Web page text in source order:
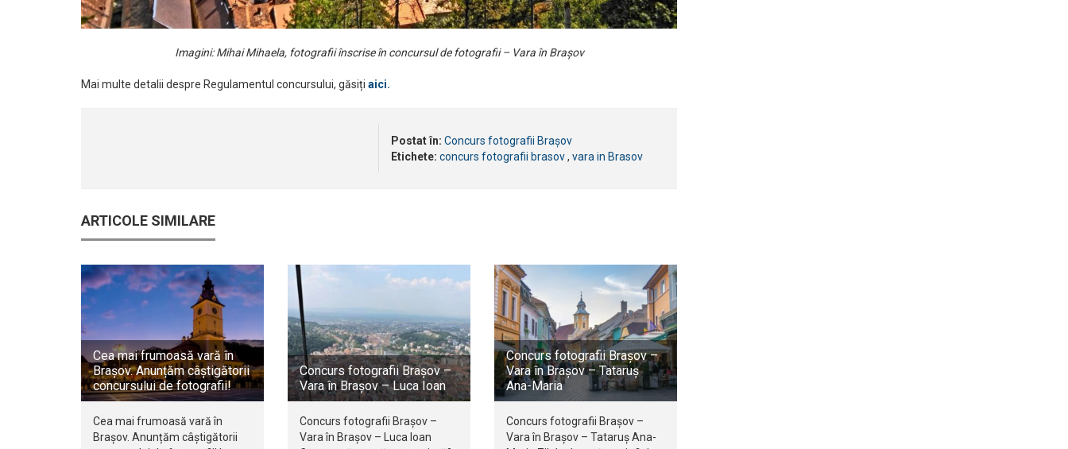
Imagini: Mihai Mihaela, fotografii înscrise în concursul de fotografii – Vara în Brașov
Mai multe detalii despre Regulamentul concursului, găsiți aici.
Postat în: Concurs fotografii Brașov
Etichete: concurs fotografii brasov, vara in Brasov
ARTICOLE SIMILARE
Cea mai frumoasă vară în
Brașov. Anunțăm câștigătorii
concursului de fotografii!
Cea mai frumoasă vară în
Brașov. Anunțăm câștigătorii
Concurs fotografii Brașov –
Vara în Brașov – Luca Ioan
Concurs fotografii Brașov –
Vara în Brașov – Luca Ioan
Concurs fotografii Brașov –
Vara în Brașov – Tataruș
Ana-Maria
Concurs fotografii Brașov –
Vara în Brașov – Tataruș Ana-